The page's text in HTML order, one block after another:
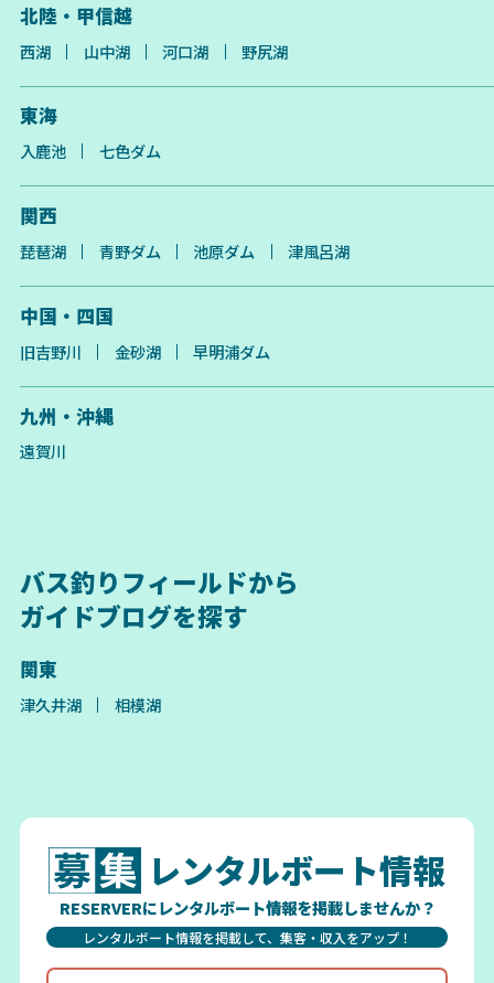
北陸・甲信越
西湖 山中湖 河口湖 野尻湖
東海
入鹿池 七色ダム
関西
琵琶湖 青野ダム 池原ダム 津風呂湖
中国・四国
旧吉野川 金砂湖 早明浦ダム
九州・沖縄
遠賀川
バス釣りフィールドから
ガイドブログを探す
関東
津久井湖 相模湖
レンタルボート情報
RESERVERにレンタルボート情報を掲載しませんか？
レンタルボート情報を掲載して、集客・収入をアップ！